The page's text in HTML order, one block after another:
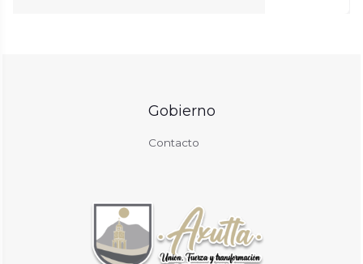
Gobierno
Contacto